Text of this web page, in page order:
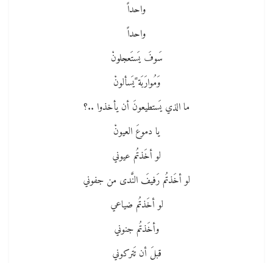
واحداً
واحداً
سَوفَ يَستَعجلونْ
وَمُوارَبَة ًيَسألونْ
ما الذي يَستطيعونَ أن يأخذوا ..؟
يا دموعَ العيونْ
لو أخَذتُم عيوني
لو أخَذتُم رَفيفَ النَّدى من جفوني
لو أخَذتُم ضياعي
وأخَذتُم جنوني
قبلَ أن تَتركوني